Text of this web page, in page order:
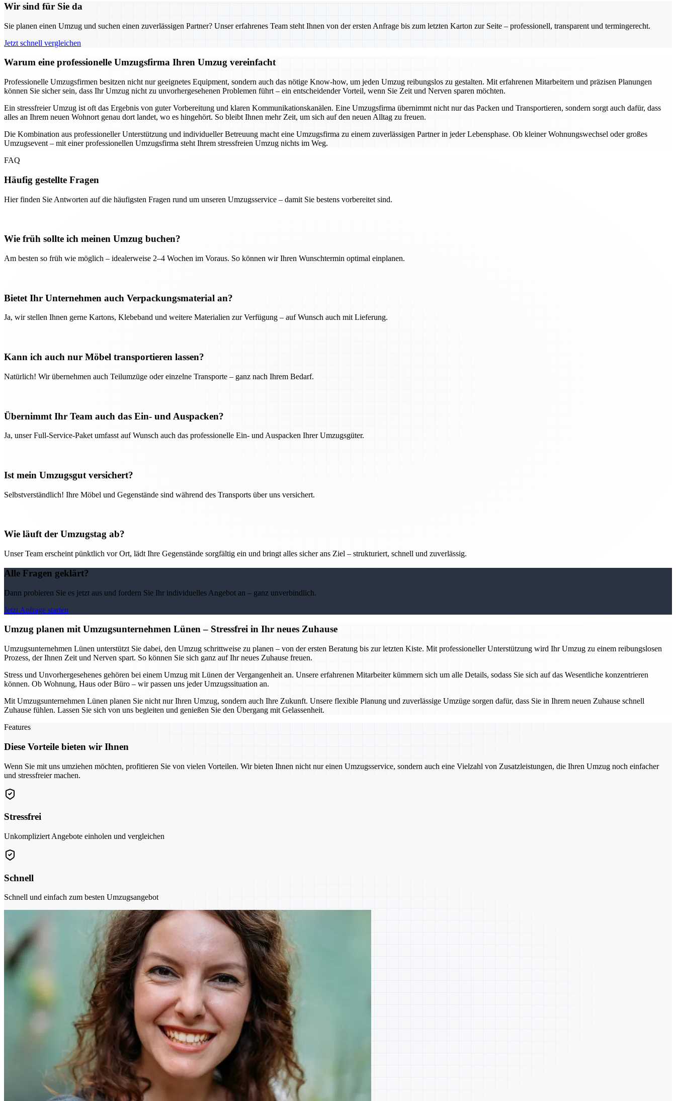
Wir sind für Sie da
Sie planen einen Umzug und suchen einen zuverlässigen Partner? Unser erfahrenes Team steht Ihnen von der ersten Anfrage bis zum letzten Karton zur Seite – professionell, transparent und termingerecht.
Jetzt schnell vergleichen
Warum eine professionelle Umzugsfirma Ihren Umzug vereinfacht
Professionelle Umzugsfirmen besitzen nicht nur geeignetes Equipment, sondern auch das nötige Know-how, um jeden Umzug reibungslos zu gestalten. Mit erfahrenen Mitarbeitern und präzisen Planungen
können Sie sicher sein, dass Ihr Umzug nicht zu unvorhergesehenen Problemen führt – ein entscheidender Vorteil, wenn Sie Zeit und Nerven sparen möchten.
Ein stressfreier Umzug ist oft das Ergebnis von guter Vorbereitung und klaren Kommunikationskanälen. Eine Umzugsfirma übernimmt nicht nur das Packen und Transportieren, sondern sorgt auch dafür, dass
alles an Ihrem neuen Wohnort genau dort landet, wo es hingehört. So bleibt Ihnen mehr Zeit, um sich auf den neuen Alltag zu freuen.
Die Kombination aus professioneller Unterstützung und individueller Betreuung macht eine Umzugsfirma zu einem zuverlässigen Partner in jeder Lebensphase. Ob kleiner Wohnungswechsel oder großes
Umzugsevent – mit einer professionellen Umzugsfirma steht Ihrem stressfreien Umzug nichts im Weg.
FAQ
Häufig gestellte Fragen
Hier finden Sie Antworten auf die häufigsten Fragen rund um unseren Umzugsservice – damit Sie bestens vorbereitet sind.
Wie früh sollte ich meinen Umzug buchen?
Am besten so früh wie möglich – idealerweise 2–4 Wochen im Voraus. So können wir Ihren Wunschtermin optimal einplanen.
Bietet Ihr Unternehmen auch Verpackungsmaterial an?
Ja, wir stellen Ihnen gerne Kartons, Klebeband und weitere Materialien zur Verfügung – auf Wunsch auch mit Lieferung.
Kann ich auch nur Möbel transportieren lassen?
Natürlich! Wir übernehmen auch Teilumzüge oder einzelne Transporte – ganz nach Ihrem Bedarf.
Übernimmt Ihr Team auch das Ein- und Auspacken?
Ja, unser Full-Service-Paket umfasst auf Wunsch auch das professionelle Ein- und Auspacken Ihrer Umzugsgüter.
Ist mein Umzugsgut versichert?
Selbstverständlich! Ihre Möbel und Gegenstände sind während des Transports über uns versichert.
Wie läuft der Umzugstag ab?
Unser Team erscheint pünktlich vor Ort, lädt Ihre Gegenstände sorgfältig ein und bringt alles sicher ans Ziel – strukturiert, schnell und zuverlässig.
Alle Fragen geklärt?
Dann probieren Sie es jetzt aus und fordern Sie Ihr individuelles Angebot an – ganz unverbindlich.
Jetzt Anfrage starten
Umzug planen mit Umzugsunternehmen Lünen – Stressfrei in Ihr neues Zuhause
Umzugsunternehmen Lünen unterstützt Sie dabei, den Umzug schrittweise zu planen – von der ersten Beratung bis zur letzten Kiste. Mit professioneller Unterstützung wird Ihr Umzug zu einem reibungslosen
Prozess, der Ihnen Zeit und Nerven spart. So können Sie sich ganz auf Ihr neues Zuhause freuen.
Stress und Unvorhergesehenes gehören bei einem Umzug mit Lünen der Vergangenheit an. Unsere erfahrenen Mitarbeiter kümmern sich um alle Details, sodass Sie sich auf das Wesentliche konzentrieren
können. Ob Wohnung, Haus oder Büro – wir passen uns jeder Umzugssituation an.
Mit Umzugsunternehmen Lünen planen Sie nicht nur Ihren Umzug, sondern auch Ihre Zukunft. Unsere flexible Planung und zuverlässige Umzüge sorgen dafür, dass Sie in Ihrem neuen Zuhause schnell
Zuhause fühlen. Lassen Sie sich von uns begleiten und genießen Sie den Übergang mit Gelassenheit.
Features
Diese Vorteile bieten wir Ihnen
Wenn Sie mit uns umziehen möchten, profitieren Sie von vielen Vorteilen. Wir bieten Ihnen nicht nur einen Umzugsservice, sondern auch eine Vielzahl von Zusatzleistungen, die Ihren Umzug noch einfacher
und stressfreier machen.
Stressfrei
Unkompliziert Angebote einholen und vergleichen
Schnell
Schnell und einfach zum besten Umzugsangebot